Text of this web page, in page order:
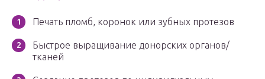
Печать пломб, коронок или зубных протезов
Быстрое выращивание донорских органов/
тканей